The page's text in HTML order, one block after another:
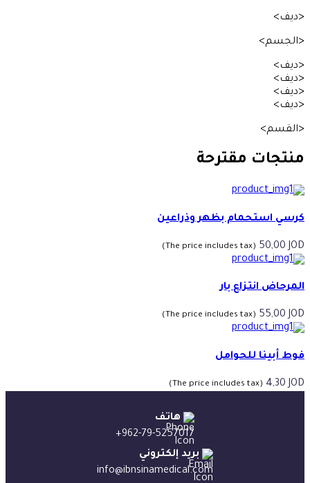
<ديف>
<الجسم>
<ديف>
<ديف>
<ديف>
<ديف>
<القسم>
منتجات مقترحة
كرسي استحمام بظهر وذراعين
50,00 JOD
(The price includes tax)
المرحاض انتزاع بار
55,00JOD
(The price includes tax)
فوط أبينا للحوامل
4,30 JOD
(The price includes tax)
هاتف
+962-79-5257017
بريد إلكتروني
info@ibnsinamedical.com